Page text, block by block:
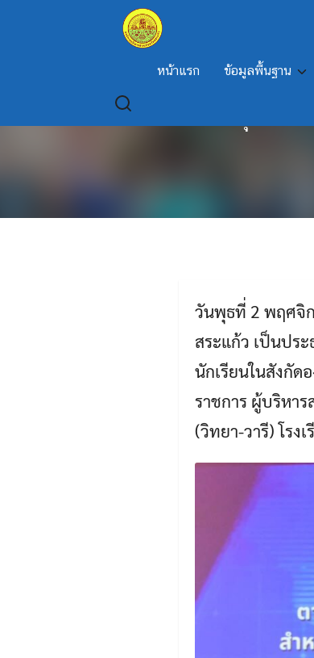
หน้าแรก ข้อมูลพื้นฐาน
โครงการมอบทุนนัก
วันพุธที่ 2 พฤศจิก
สระแก้ว เป็นปร
นักเรียนในสังกัด
ราชการ ผู้บริหา
(วิทยา-วารี) โรง